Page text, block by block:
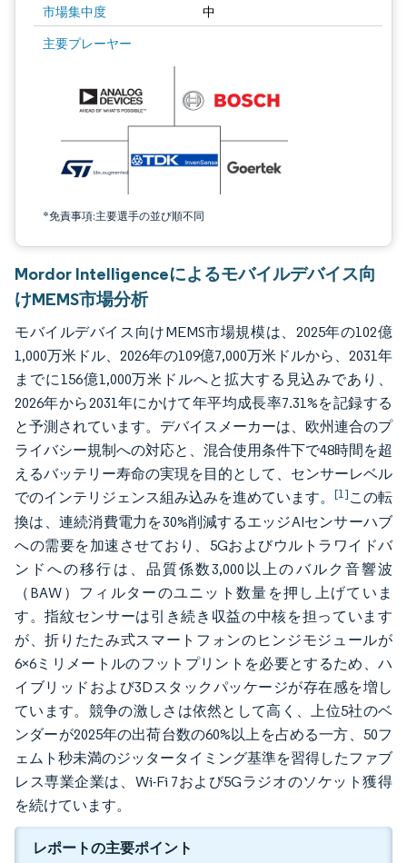
市場集中度 中
主要プレーヤー
*免責事項:主要選手の並び順不同
画像 © Mordor Intelligence。再利用にはCC BY 4.0の表示が必要です。
Mordor Intelligenceによるモバイルデバイス向
けMEMS市場分析
モバイルデバイス向けMEMS市場規模は、2025年の102億
1,000万米ドル、2026年の109億7,000万米ドルから、2031年
までに156億1,000万米ドルへと拡大する見込みであり、
2026年から2031年にかけて年平均成長率7.31%を記録する
と予測されています。デバイスメーカーは、欧州連合のプ
ライバシー規制への対応と、混合使用条件下で48時間を超
えるバッテリー寿命の実現を目的として、センサーレベル
でのインテリジェンス組み込みを進めています。 [1]この転
換は、連続消費電力を30%削減するエッジAIセンサーハブ
への需要を加速させており、5Gおよびウルトラワイドバ
ンドへの移行は、品質係数3,000以上のバルク音響波
（BAW）フィルターのユニット数量を押し上げていま
す。指紋センサーは引き続き収益の中核を担っています
が、折りたたみ式スマートフォンのヒンジモジュールが
6×6ミリメートルのフットプリントを必要とするため、ハ
イブリッドおよび3Dスタックパッケージが存在感を増し
ています。競争の激しさは依然として高く、上位5社のベ
ンダーが2025年の出荷台数の60%以上を占める一方、50フ
ェムト秒未満のジッタータイミング基準を習得したファブ
レス専業企業は、Wi-Fi 7および5Gラジオのソケット獲得
を続けています。
レポートの主要ポイント